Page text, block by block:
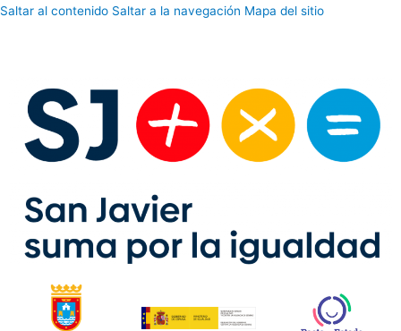
Saltar al contenido Saltar a la navegación Mapa del sitio